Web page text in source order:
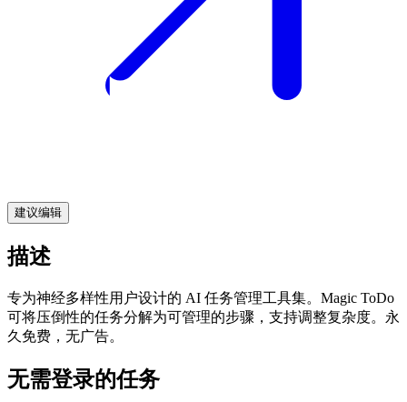
建议编辑
描述
专为神经多样性用户设计的 AI 任务管理工具集。Magic ToDo
可将压倒性的任务分解为可管理的步骤，支持调整复杂度。永
久免费，无广告。
无需登录的任务